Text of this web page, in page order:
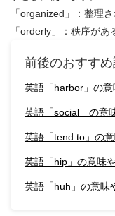
「organized」：整理
「orderly」：秩序があ
前後のおすす
英語「harbor」の
英語「social」の意
英語「tend to」の
英語「hip」の意味
英語「huh」の意味